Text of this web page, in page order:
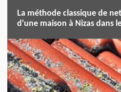
La méthode classique de
d'une maison à Nizas dans